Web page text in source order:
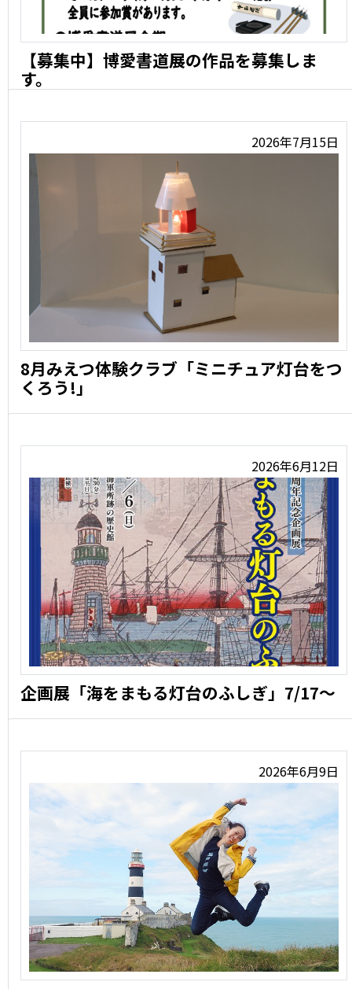
【募集中】博愛書道展の作品を募集しま
す。
2026年7月15日
8月みえつ体験クラブ「ミニチュア灯台をつ
くろう!」
8月のみえつ体験クラブ「ミニチュア灯台をつくろう!」
2026年6月12日
企画展「海をまもる灯台のふしぎ」7/17〜
洋式灯台の歴史と、これまであまり知られていなかった、
2026年6月9日